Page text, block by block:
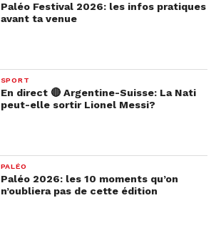
Paléo Festival 2026: les infos pratiques
avant ta venue
SPORT
En direct 🔴 Argentine-Suisse: La Nati
peut-elle sortir Lionel Messi?
PALÉO
Paléo 2026: les 10 moments qu’on
n’oubliera pas de cette édition